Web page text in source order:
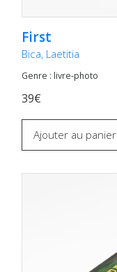
First
Bica, Laetitia
Genre : livre-photo
39€
Ajouter au panier